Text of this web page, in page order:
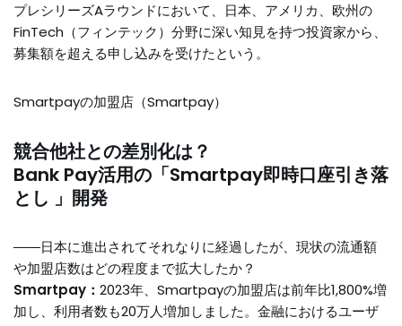
プレシリーズAラウンドにおいて、日本、アメリカ、欧州の
FinTech（フィンテック）分野に深い知見を持つ投資家から、
募集額を超える申し込みを受けたという。
Smartpayの加盟店（Smartpay）
競合他社との差別化は？
Bank Pay活用の「Smartpay即時口座引き落
とし 」開発
――日本に進出されてそれなりに経過したが、現状の流通額
や加盟店数はどの程度まで拡大したか？
Smartpay： 2023年、Smartpayの加盟店は前年比1,800%増
加し、利用者数も20万人増加しました。金融におけるユーザ